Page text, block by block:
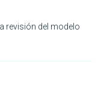
revisión del modelo